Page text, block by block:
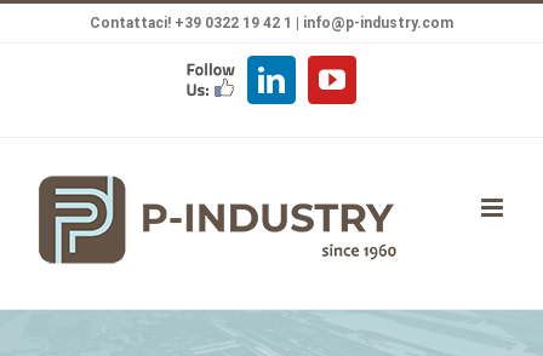
Contattaci! +39 0322 19 42 1 | info@p-industry.com
FOLLOW
US
LinkedInYouTube